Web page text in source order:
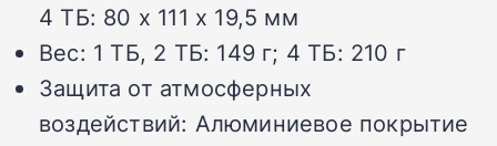
4 ТБ: 80 x 111 x 19,5 мм
Вес: 1 ТБ, 2 ТБ: 149 г; 4 ТБ: 210 г
Защита от атмосферных
воздействий: Алюминиевое покрытие